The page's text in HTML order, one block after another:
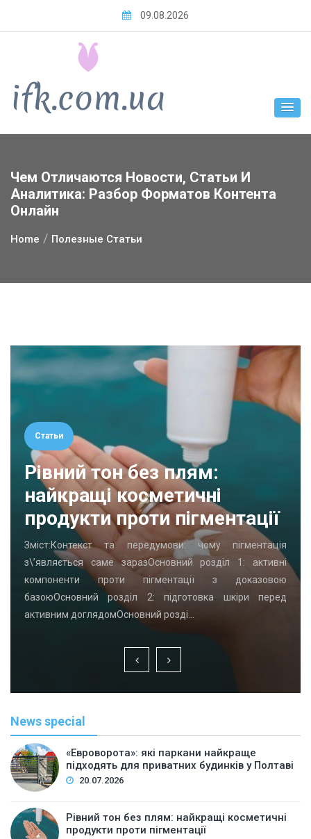
09.08.2026
Чем Отличаются Новости, Статьи И
Аналитика: Разбор Форматов Контента
Онлайн
Home Полезные Статьи
Статьи
Рівний тон без плям:
найкращі косметичні
продукти проти пігментації
Зміст:Контекст та передумови: чому пігментація
з\’являється саме заразОсновний розділ 1: активні
компоненти проти пігментації з доказовою
базоюОсновний розділ 2: підготовка шкіри перед
активним доглядомОсновний розді…
News special
«Евроворота»: які паркани найкраще
підходять для приватних будинків у Полтаві
20.07.2026
Рівний тон без плям: найкращі косметичні
продукти проти пігментації